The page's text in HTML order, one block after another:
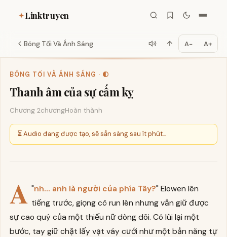
✦Linktruyen
Bóng Tối Và Ánh Sáng A− A+
BÓNG TỐI VÀ ÁNH SÁNG · 🌓
Thanh âm của sự cấm kỵ
Chương 2chươngHoàn thành
⏳ Audio đang được tạo, sẽ sẵn sàng sau ít phút...
"
A nh... anh là người của phía Tây?" Elowen lên
tiếng trước, giọng cô run lên nhưng vẫn giữ được
sự cao quý của một thiếu nữ dòng dõi. Cô lùi lại một
bước, tay giữ chặt lấy vạt váy cưới như một bản năng tự